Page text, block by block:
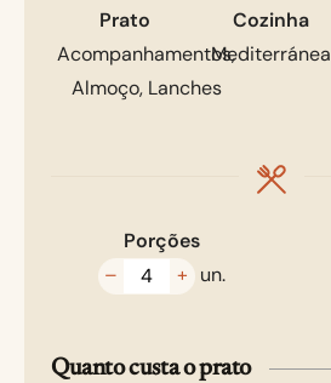
Prato
Acompanhamentos,
Almoço, Lanches
Cozinha
Mediterránea
Porções
–
+ un.
Quanto custa o prato